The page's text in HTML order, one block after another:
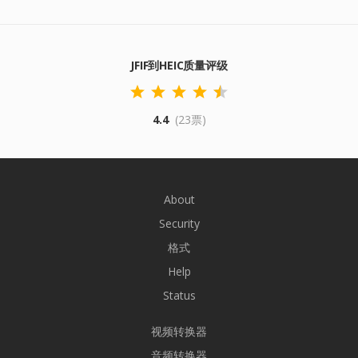
JFIF到HEIC质量评级
4.4 (23票)
About
Security
格式
Help
Status
视频转换器